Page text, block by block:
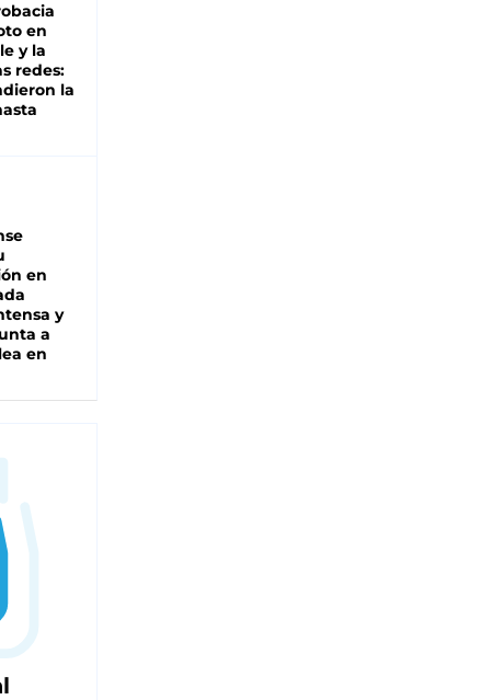
en
y la
redes:
la
en
y
a
en